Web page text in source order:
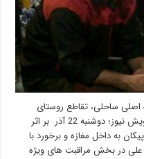
اصلی ساحلی، تقاطع روستای
علویکلا علی درویش را به کما فرستاد. درویش نیوز؛ دوشنبه 22 آذر بر اثر
به داخل مغازه و برخورد با
علی در بخش مراقبت های ویژه